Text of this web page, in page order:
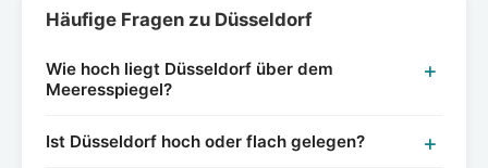
Häufige Fragen zu Düsseldorf
Wie hoch liegt Düsseldorf über dem
Meeresspiegel?
Ist Düsseldorf hoch oder flach gelegen?